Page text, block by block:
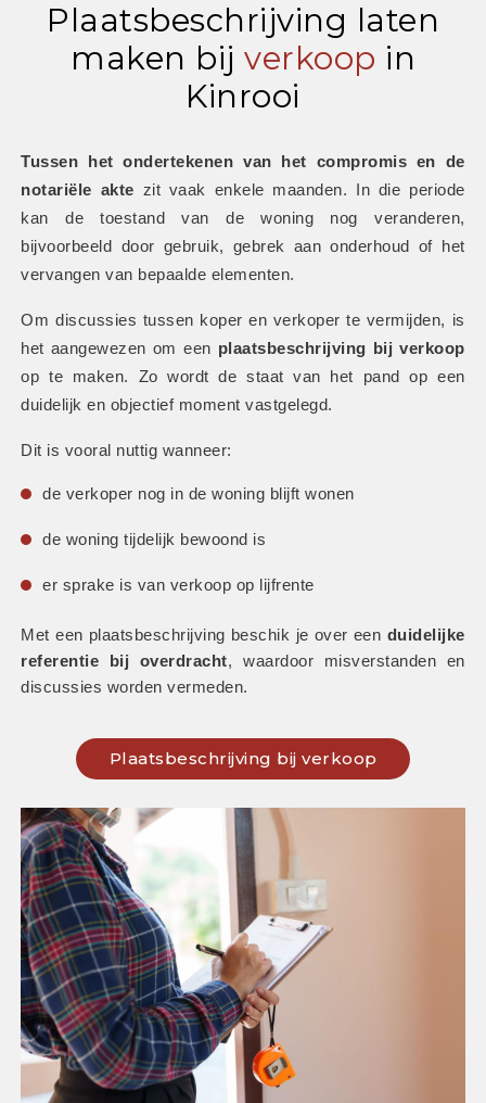
Plaatsbeschrijving laten
maken bij verkoop in
Kinrooi
Tussen het ondertekenen van het compromis en de
notariële akte zit vaak enkele maanden. In die periode
kan de toestand van de woning nog veranderen,
bijvoorbeeld door gebruik, gebrek aan onderhoud of het
vervangen van bepaalde elementen.
Om discussies tussen koper en verkoper te vermijden, is
het aangewezen om een plaatsbeschrijving bij verkoop
op te maken. Zo wordt de staat van het pand op een
duidelijk en objectief moment vastgelegd.
Dit is vooral nuttig wanneer:
de verkoper nog in de woning blijft wonen
de woning tijdelijk bewoond is
er sprake is van verkoop op lijfrente
Met een plaatsbeschrijving beschik je over een duidelijke
referentie bij overdracht, waardoor misverstanden en
discussies worden vermeden.
Plaatsbeschrijving bij verkoop